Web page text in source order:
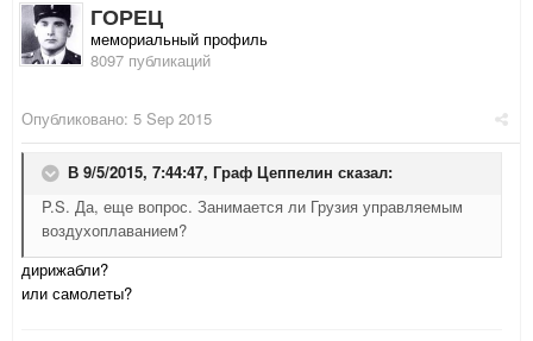
ГОРЕЦ
мемориальный профиль
8097 публикаций
Опубликовано: 5 Sep 2015
В 9/5/2015, 7:44:47, Граф Цеппелин сказал:
P.S. Да, еще вопрос. Занимается ли Грузия управляемым
воздухоплаванием?
дирижабли?
или самолеты?